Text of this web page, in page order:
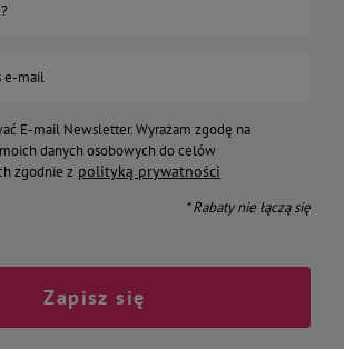
e-mail
E-mail Newsletter. Wyrażam zgodę na
danych osobowych do celów
zgodnie z polityką prywatności
* Rabaty nie łączą się
Zapisz się